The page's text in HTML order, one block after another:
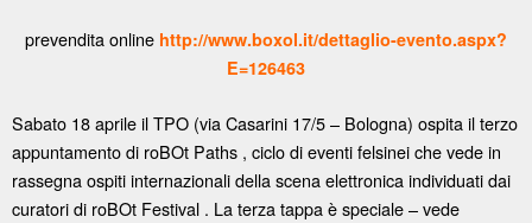
prevendita online http://www.boxol.it/dettaglio-evento.aspx?
E=126463
Sabato 18 aprile il TPO (via Casarini 17/5 – Bologna) ospita il terzo
appuntamento di roBOt Paths , ciclo di eventi felsinei che vede in
rassegna ospiti internazionali della scena elettronica individuati dai
curatori di roBOt Festival . La terza tappa è speciale – vede